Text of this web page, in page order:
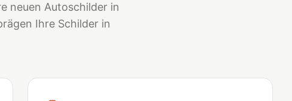
neuen Autoschilder in
Ihre Schilder in